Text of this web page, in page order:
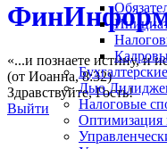
«...и познаете истину, и
(от Иоанна, 8:32)
Здравствуйте,Гость!
Выйти
Дью
Налоговые
Оптимизация